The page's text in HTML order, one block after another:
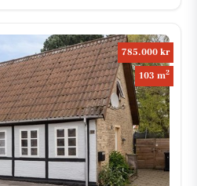
785.000 kr
103 m2